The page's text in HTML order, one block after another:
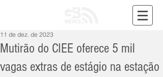
Mutirão do CIEE oferece 5 mil
vagas extras de estágio na estação
11 de dez. de 2023